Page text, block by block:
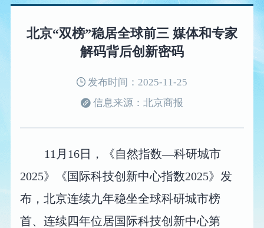
北京“双榜”稳居全球前三 媒体和专家
解码背后创新密码
发布时间：2025-11-25
信息来源：北京商报
11月16日，《自然指数—科研城市
2025》《国际科技创新中心指数2025》发
布，北京连续九年稳坐全球科研城市榜
首、连续四年位居国际科技创新中心第